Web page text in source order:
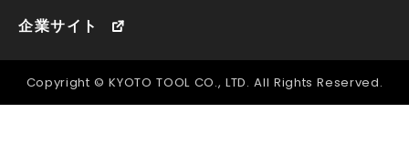
企業サイト
Copyright © KYOTO TOOL CO., LTD. All Rights Reserved.